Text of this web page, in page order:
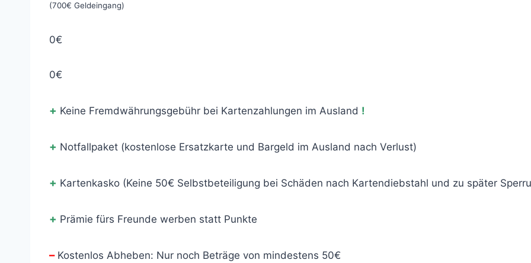
(700€ Geldeingang)
0€
0€
+ Keine Fremdwährungsgebühr bei Kartenzahlungen im Ausland !
+ Notfallpaket (kostenlose Ersatzkarte und Bargeld im Ausland nach Verlust)
+ Kartenkasko (Keine 50€ Selbstbeteiligung bei Schäden nach Kartendiebstahl und zu später
+ Prämie fürs Freunde werben statt Punkte
–Kostenlos Abheben: Nur noch Beträge von mindestens 50€